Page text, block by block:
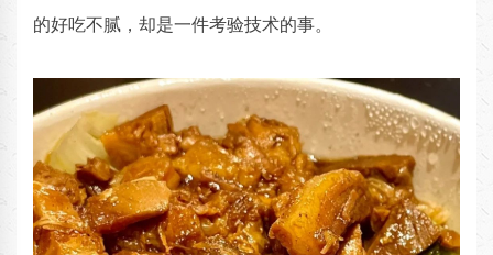
的好吃不腻，却是一件考验技术的事。